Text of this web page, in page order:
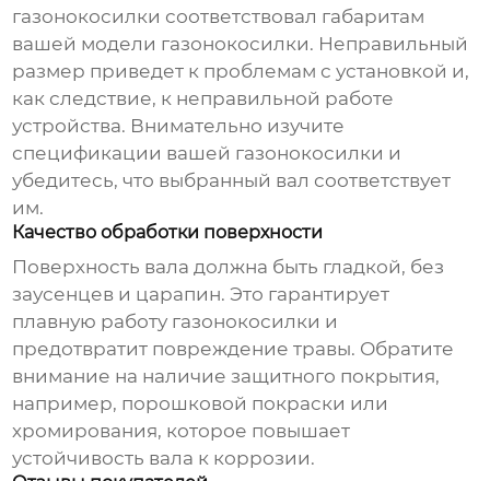
газонокосилки соответствовал габаритам
вашей модели газонокосилки. Неправильный
размер приведет к проблемам с установкой и,
как следствие, к неправильной работе
устройства. Внимательно изучите
спецификации вашей газонокосилки и
убедитесь, что выбранный вал соответствует
им.
Качество обработки поверхности
Поверхность вала должна быть гладкой, без
заусенцев и царапин. Это гарантирует
плавную работу газонокосилки и
предотвратит повреждение травы. Обратите
внимание на наличие защитного покрытия,
например, порошковой покраски или
хромирования, которое повышает
устойчивость вала к коррозии.